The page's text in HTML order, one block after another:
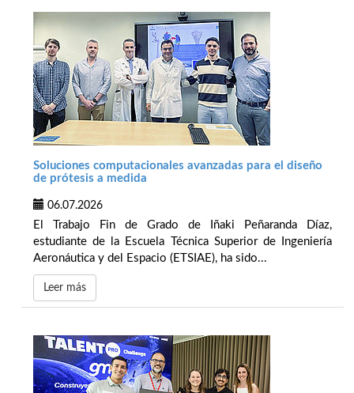
Soluciones computacionales avanzadas para el diseño
de prótesis a medida
06.07.2026
El Trabajo Fin de Grado de Iñaki Peñaranda Díaz,
estudiante de la Escuela Técnica Superior de Ingeniería
Aeronáutica y del Espacio (ETSIAE), ha sido...
Leer más